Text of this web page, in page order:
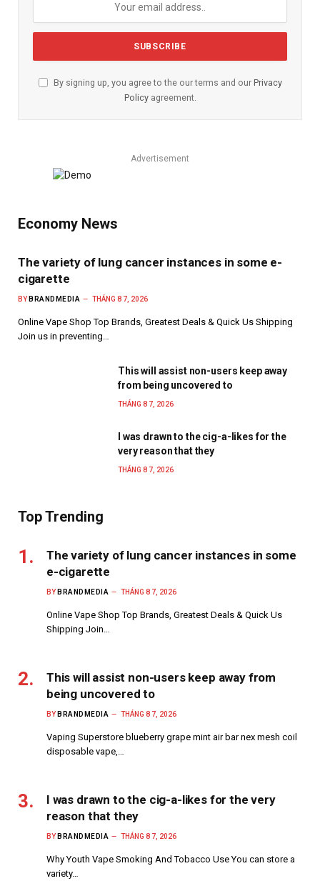
By signing up, you agree to the our terms and our Privacy
Policyagreement.
Advertisement
Economy News
The variety of lung cancer instances in some e-
cigarette
BY BRANDMEDIA THÁNG 8 7, 2026
Online Vape Shop Top Brands, Greatest Deals & Quick Us Shipping
Join us in preventing…
This will assist non-users keep away
from being uncovered to
THÁNG 8 7, 2026
I was drawn to the cig-a-likes for the
very reason that they
THÁNG 8 7, 2026
Top Trending
The variety of lung cancer instances in some
e-cigarette
BY BRANDMEDIA THÁNG 8 7, 2026
Online Vape Shop Top Brands, Greatest Deals & Quick Us
Shipping Join…
This will assist non-users keep away from
being uncovered to
BY BRANDMEDIA THÁNG 8 7, 2026
Vaping Superstore blueberry grape mint air bar nex mesh coil
disposable vape,…
I was drawn to the cig-a-likes for the very
reason that they
BY BRANDMEDIA THÁNG 8 7, 2026
Why Youth Vape Smoking And Tobacco Use You can store a
variety…